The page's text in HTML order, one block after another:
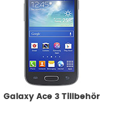
Galaxy Ace 3 Tillbehör